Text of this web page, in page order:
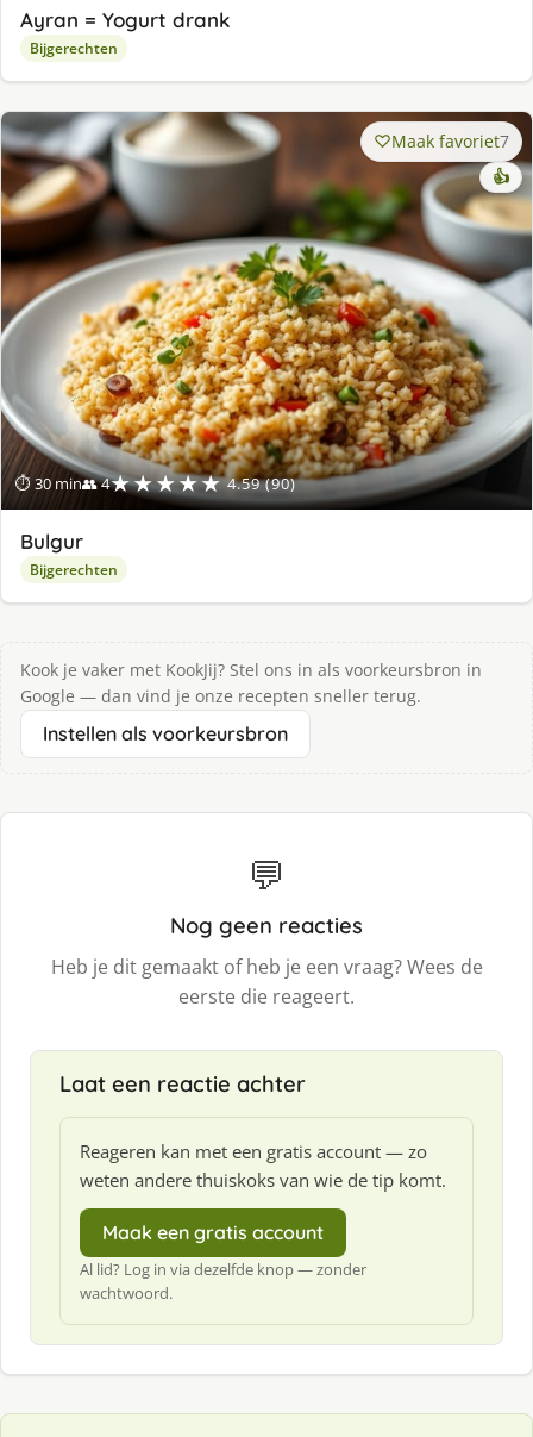
Ayran = Yogurt drank
Bijgerechten
⏱ 30 min👥 4★★★★★ 4.59 (90)
Maak favoriet7
👍
Bulgur
Bijgerechten
Kook je vaker met KookJij? Stel ons in als voorkeursbron in
Google — dan vind je onze recepten sneller terug.
Instellen als voorkeursbron
💬
Nog geen reacties
Heb je dit gemaakt of heb je een vraag? Wees de
eerste die reageert.
Laat een reactie achter
Reageren kan met een gratis account — zo
weten andere thuiskoks van wie de tip komt.
Maak een gratis account
Al lid? Log in via dezelfde knop — zonder
wachtwoord.